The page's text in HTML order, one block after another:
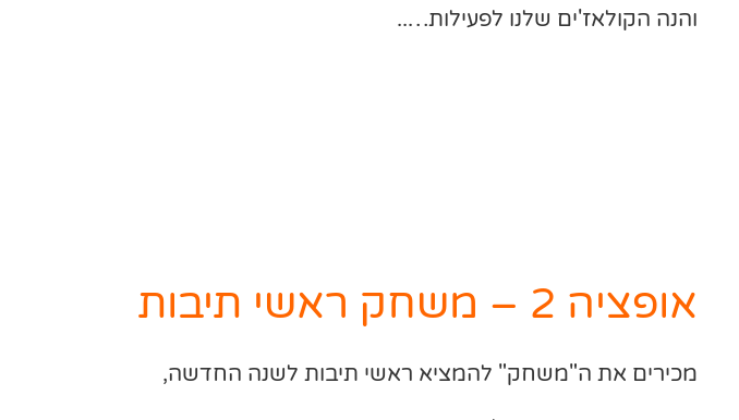
והנה הקולאז'ים שלנו לפעילות…..
אופציה 2 – משחק ראשי תיבות
מכירים את ה"משחק" להמציא ראשי תיבות לשנה החדשה,